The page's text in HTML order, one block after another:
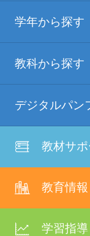
学年から探す
教科から探す
デジタルパン
教材サポ
教育情報
学習指導